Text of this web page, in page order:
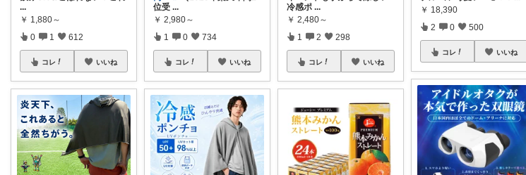
...
￥ 1,880～
0 1 612
コレ いいね
位受 ...
￥ 2,980～
1 0 734
コレ いいね
冷感ポ ...
￥ 2,480～
1 2 298
コレ いいね
￥ 18,390
2 0 500
コレ いいね